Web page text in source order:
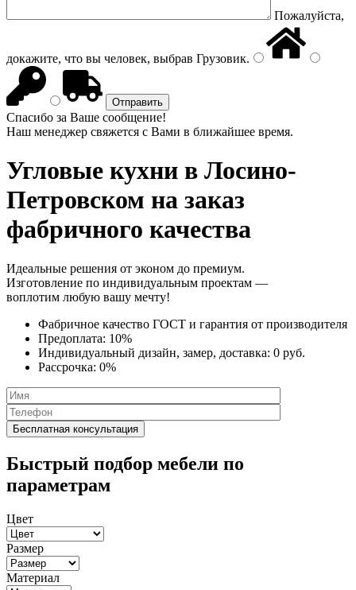
Пожалуйста,
докажите, что вы человек, выбрав Грузовик.
Спасибо за Ваше сообщение!
Наш менеджер свяжется с Вами в ближайшее время.
Угловые кухни в Лосино-
Петровском на заказ
фабричного качества
Идеальные решения от эконом до премиум.
Изготовление по индивидуальным проектам —
воплотим любую вашу мечту!
Фабричное качество ГОСТ и гарантия от производителя
Предоплата: 10%
Индивидуальный дизайн, замер, доставка: 0 руб.
Рассрочка: 0%
Быстрый подбор мебели по
параметрам
Цвет
Размер
Материал